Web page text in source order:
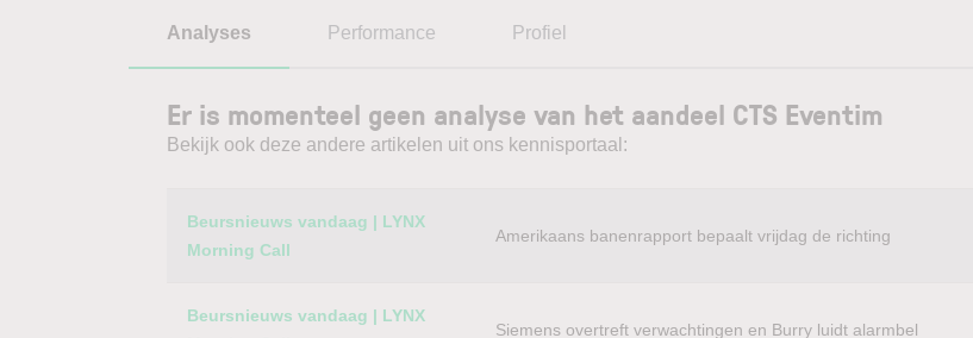
Analyses Performance Profiel
Er is momenteel geen analyse van het aandeel CTS Eventim
Bekijk ook deze andere artikelen uit ons kennisportaal:
Category Titel
Beursnieuws vandaag | LYNX
Morning Call
Amerikaans banenrapport bepaalt vrijdag de richting
Beursnieuws vandaag | LYNX
Siemens overtreft verwachtingen en Burry luidt alarmbel